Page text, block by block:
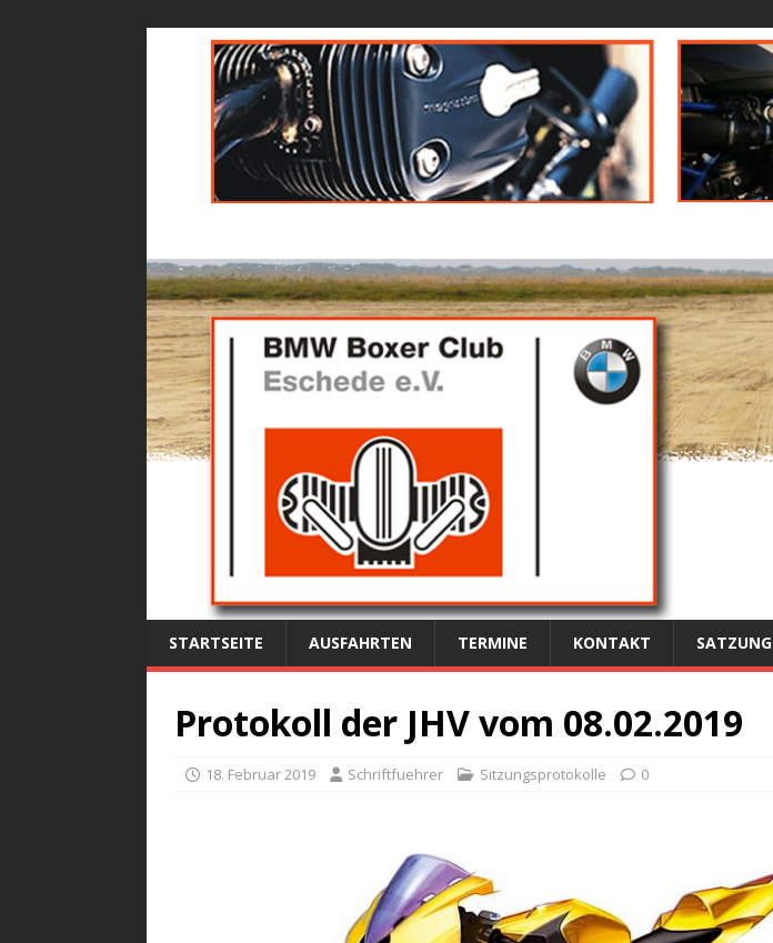
STARTSEITE AUSFAHRTEN TERMINE KONTAKT SATZUNG
Protokoll der JHV vom 08.02.2019
18. Februar 2019 Schriftfuehrer Sitzungsprotokolle 0